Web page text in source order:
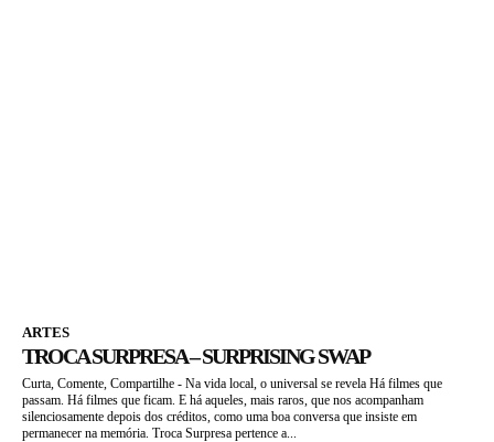
ARTES
TROCA SURPRESA – SURPRISING SWAP
Curta, Comente, Compartilhe - Na vida local, o universal se revela Há filmes que
passam. Há filmes que ficam. E há aqueles, mais raros, que nos acompanham
silenciosamente depois dos créditos, como uma boa conversa que insiste em
permanecer na memória. Troca Surpresa pertence a...